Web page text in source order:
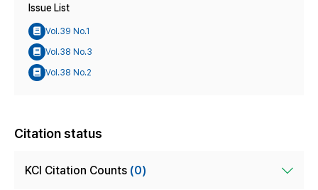
Issue List
Vol.39 No.1
Vol.38 No.3
Vol.38 No.2
Citation status
KCI Citation Counts (0)